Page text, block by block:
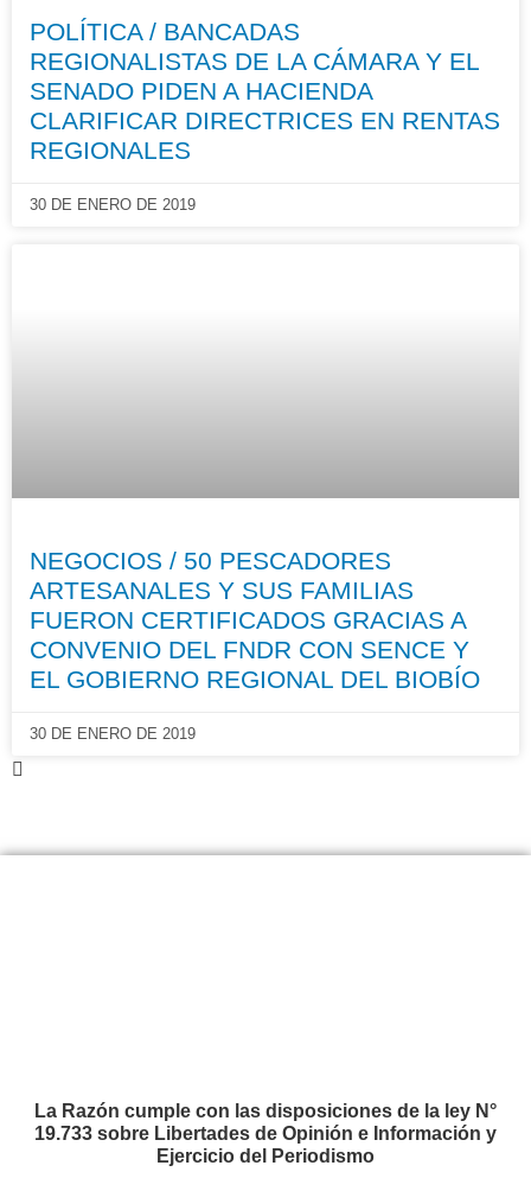
POLÍTICA / BANCADAS
REGIONALISTAS DE LA CÁMARA Y EL
SENADO PIDEN A HACIENDA
CLARIFICAR DIRECTRICES EN RENTAS
REGIONALES
30 DE ENERO DE 2019
NEGOCIOS / 50 PESCADORES
ARTESANALES Y SUS FAMILIAS
FUERON CERTIFICADOS GRACIAS A
CONVENIO DEL FNDR CON SENCE Y
EL GOBIERNO REGIONAL DEL BIOBÍO
30 DE ENERO DE 2019
La Razón cumple con las disposiciones de la ley N°
19.733 sobre Libertades de Opinión e Información y
Ejercicio del Periodismo